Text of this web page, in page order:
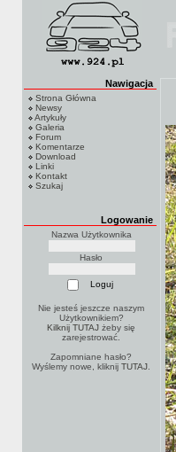
Nawigacja
Strona Główna
Newsy
Artykuły
Galeria
Forum
Komentarze
Download
Linki
Kontakt
Szukaj
Logowanie
Nazwa Użytkownika
Hasło
Nie jesteś jeszcze naszym
Użytkownikiem?
Kilknij TUTAJ żeby się
zarejestrować.
Zapomniane hasło?
Wyślemy nowe, kliknijTUTAJ